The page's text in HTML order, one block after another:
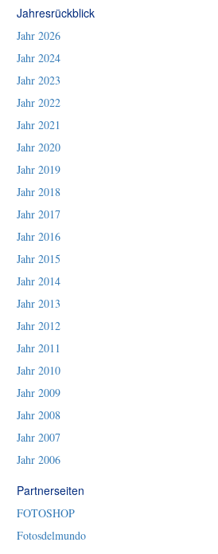
Jahresrückblick
Jahr 2026
Jahr 2024
Jahr 2023
Jahr 2022
Jahr 2021
Jahr 2020
Jahr 2019
Jahr 2018
Jahr 2017
Jahr 2016
Jahr 2015
Jahr 2014
Jahr 2013
Jahr 2012
Jahr 2011
Jahr 2010
Jahr 2009
Jahr 2008
Jahr 2007
Jahr 2006
Partnerseiten
FOTOSHOP
Fotosdelmundo